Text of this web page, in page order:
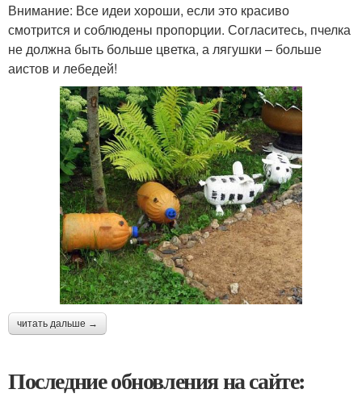
Внимание: Все идеи хороши, если это красиво
смотрится и соблюдены пропорции. Согласитесь, пчелка
не должна быть больше цветка, а лягушки – больше
аистов и лебедей!
читать дальше →
Последние обновления на сайте: